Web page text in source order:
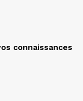
connaissances